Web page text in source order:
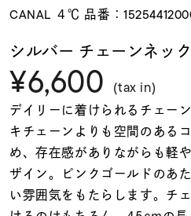
ファッションテイス
ト
着用シーン
コレクション
CANAL ４℃ 品番：
シルバー チェーンネッ
¥6,600 (tax in)
デイリーに着けられるチェー
キチェーンよりも空間のある
め、存在感がありながらも軽
ザイン。ピンクゴールドのあ
い雰囲気をもたらします。チ